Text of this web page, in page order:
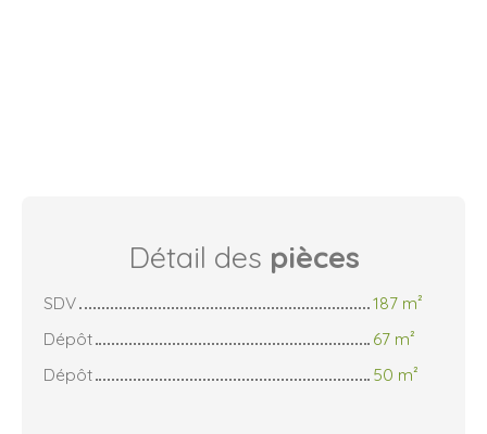
Détail des pièces
SDV
187 m²
Dépôt
67 m²
Dépôt
50 m²